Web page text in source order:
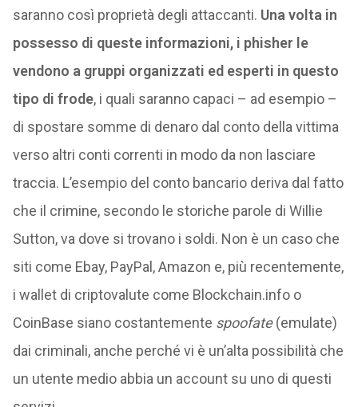
saranno così proprietà degli attaccanti. Una volta in
possesso di queste informazioni, i phisher le
vendono a gruppi organizzati ed esperti in questo
tipo di frode, i quali saranno capaci – ad esempio –
di spostare somme di denaro dal conto della vittima
verso altri conti correnti in modo da non lasciare
traccia. L’esempio del conto bancario deriva dal fatto
che il crimine, secondo le storiche parole di Willie
Sutton, va dove si trovano i soldi. Non è un caso che
siti come Ebay, PayPal, Amazon e, più recentemente,
i wallet di criptovalute come Blockchain.info o
CoinBase siano costantemente spoofate(emulate)
dai criminali, anche perché vi è un’alta possibilità che
un utente medio abbia un account su uno di questi